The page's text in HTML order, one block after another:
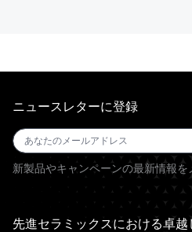
ニュースレターに登録
新製品やキャンペーンの最新情報
先進セラミックスにおける卓